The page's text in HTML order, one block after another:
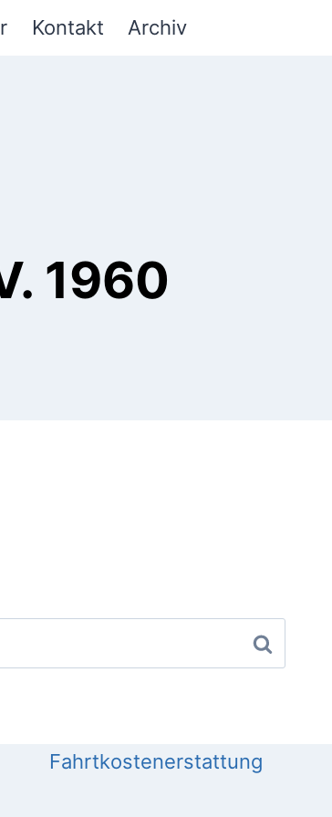
Kontakt Archiv
1960
Fahrtkostenerstattung